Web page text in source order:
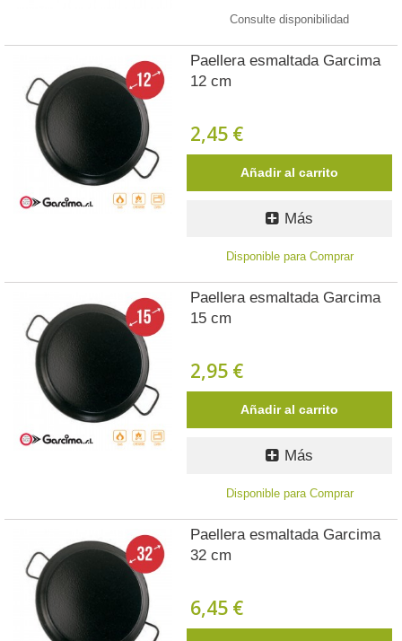
Consulte disponibilidad
Paellera esmaltada Garcima
12 cm
2,45 €
Añadir al carrito
Más
Disponible para Comprar
Paellera esmaltada Garcima
15 cm
2,95 €
Añadir al carrito
Más
Disponible para Comprar
Paellera esmaltada Garcima
32 cm
6,45 €